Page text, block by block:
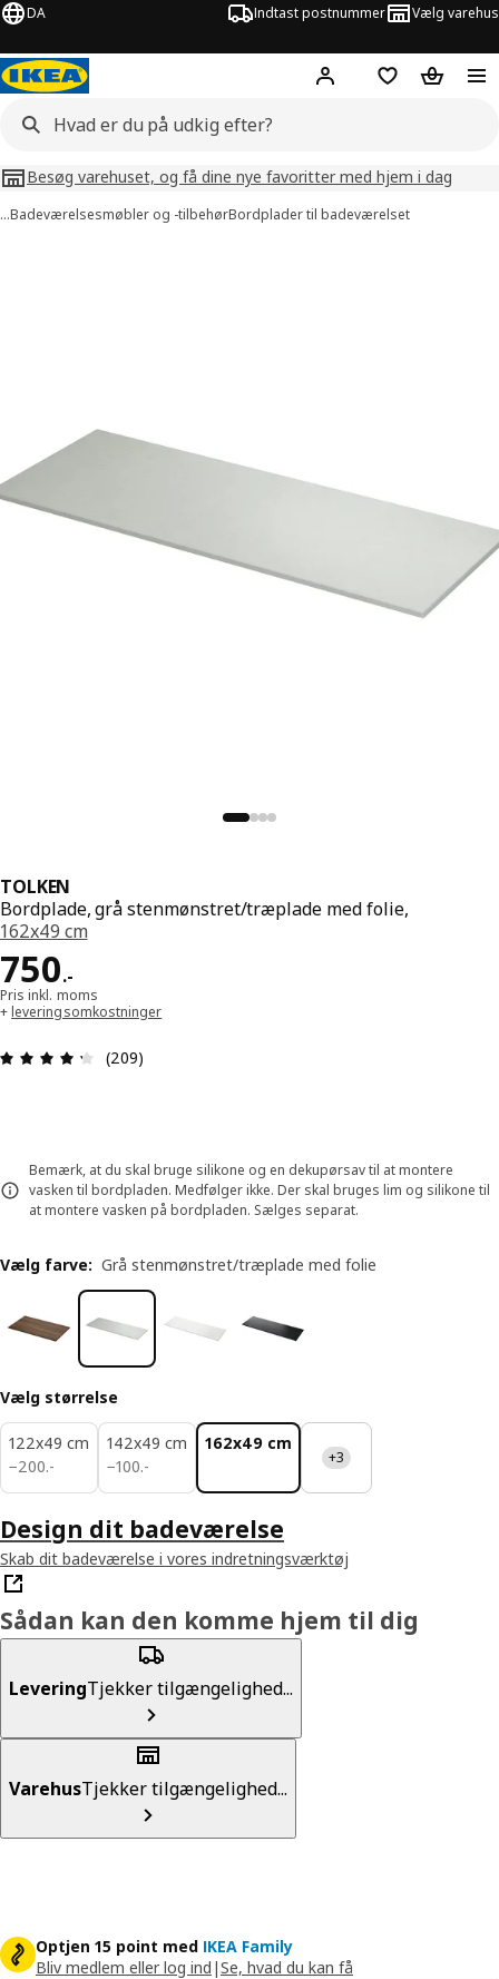
DA Indtast postnummer Vælg varehus
Hej! Log ind her
Huskeliste
Kurv
Besøg varehuset, og få dine nye favoritter med hjem i dag
…Badeværelsesmøbler og -tilbehørBordplader til badeværelset
TOLKEN
Bordplade, grå stenmønstret/træplade med folie,
162x49 cm
750.-
Pris 750.-
Pris inkl. moms
+leveringsomkostninger
Anmeldelse: 4.3 Ud af 5 Stjerner. Anmeldelser i
(209)
Bemærk, at du skal bruge silikone og en dekupørsav til at montere
vasken til bordpladen. Medfølger ikke. Der skal bruges lim og silikone til
at montere vasken på bordpladen. Sælges separat.
Vælg farve: Grå stenmønstret/træplade med folie
Vælg størrelse
122x49 cm
−200.-
200.-
142x49 cm
−100.-
100.-
162x49 cm
+3
Design dit badeværelse
Skab dit badeværelse i vores indretningsværktøj
Sådan kan den komme hjem til dig
LeveringTjekker tilgængelighed...
VarehusTjekker tilgængelighed...
Optjen 15 point med IKEA Family
Bliv medlem eller log ind |Se, hvad du kan få